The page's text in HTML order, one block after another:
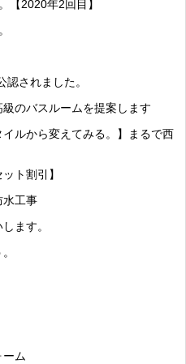
【2020年2回目】
されました。
のバスルームを提案します
ルから変えてみる。】まるで西
ト割引】
水工事
ます。
ーム